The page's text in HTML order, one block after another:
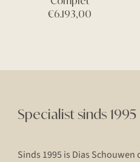
€6.193,00
Specialist sinds 1995
Sinds 1995 is Dias